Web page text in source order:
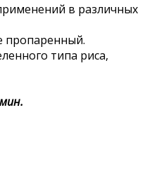
в различных
пропаренный.
типа риса,